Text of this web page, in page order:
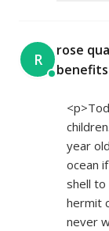
R
rose
benefits
year
ocean
shell to
hermit
never